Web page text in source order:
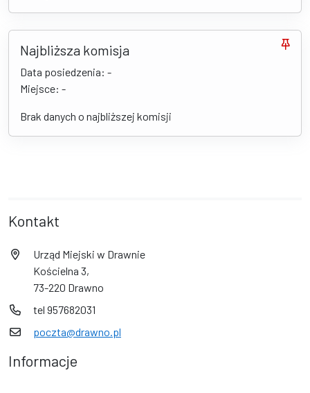
Najbliższa komisja
Data posiedzenia: -
Miejsce: -
Brak danych o najbliższej komisji
Kontakt
Urząd Miejski w Drawnie
Kościelna 3,
73-220 Drawno
tel 957682031
poczta@drawno.pl
Informacje